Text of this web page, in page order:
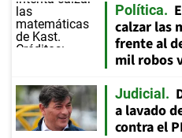
Política
calzar las
frente al
mil robos
Judicial
a lavado
contra el